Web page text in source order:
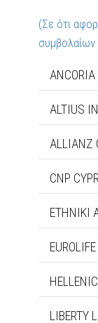
(Σε ότι
ALTIUS
ALLIANZ
CNP
ETHNIKI
EUROLIFE
LIBERTY